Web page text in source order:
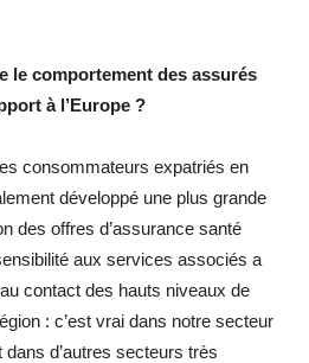
le comportement des assurés
à l’Europe ?
consommateurs expatriés en
développé une plus grande
des offres d’assurance santé
aux services associés a
contact des hauts niveaux de
: c’est vrai dans notre secteur
d’autres secteurs très